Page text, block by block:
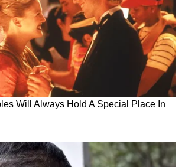
मुताबिक राहुल गांधी के मंदिर पहुंचने की
संख्या में लोग वहां जुट गए। कई
तस्वीरें भी खिंचवाईं। राजनीतिक
है कि राहुल गांधी पिछले कुछ समय
दौरों में मंदिरों और धार्मिक स्थलों पर
ब्रांडिंग और कंटेंट प्रमोशन का भी अनुभव है।